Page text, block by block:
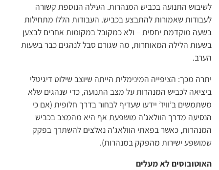
לשיבוש התנועה בכביש המנהרות. העילה הנוספת קשורה
לעבודות שאמורות להתבצע בכביש. העבודות הללו מתחילות
בשעה מוקדמת יחסית – ולא כמקובל במקומות אחרים לבצען
בשעות הלילה המאוחרות, מה שגורם סבל לנהגים כבר בשעות
הערב.
יתרה מכך: הציפייה המינימלית הייתה שיוצב שילוט דיגיטלי
ביציאה לכביש המנהרות על מצב התנועה, כדי שנהגים שלא
משתמשים ב’וויז’ יידעו שעדיף לבחור בדרך חלופית (אם כי
הנסיעה מדרך הוולאג’ה מושפעת אף היא מהמצב בכביש
המנהרות, כאשר בפאתי הוולאג’ה נאלצים להשתרך בפקק
שמושפע ישירות מהפקק במנהרות).
האוטובוסים לא מעלים